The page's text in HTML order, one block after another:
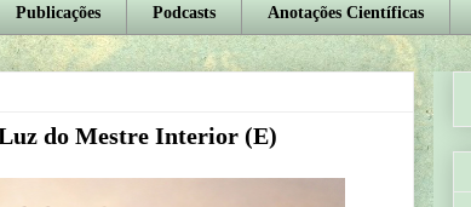
Publicações Podcasts Anotações Científicas
do Mestre Interior (E)